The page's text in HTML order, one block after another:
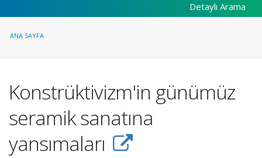
Detaylı Arama
ANA SAYFA
Konstrüktivizm'in günümüz
seramik sanatına
yansımaları